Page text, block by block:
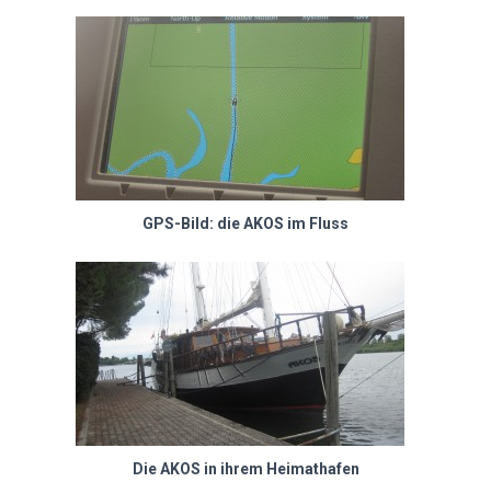
GPS-Bild: die AKOS im Fluss
Die AKOS in ihrem Heimathafen